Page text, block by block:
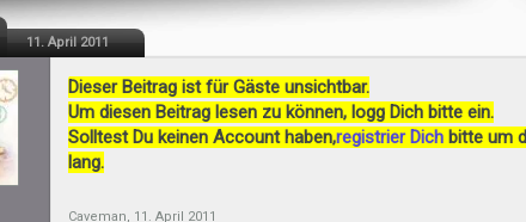
11. April 2011
Dieser Beitrag ist für Gäste unsichtbar.
Um diesen Beitrag lesen zu können, logg Dich bitte ein.
Solltest Du keinen Account haben,registrier Dich bitte um
lang.
Caveman, 11. April 2011